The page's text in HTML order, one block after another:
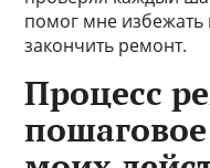
помог мне
закончить ремонт.
Процесс